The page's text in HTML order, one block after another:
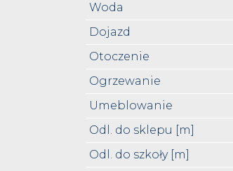
Woda
Dojazd
Otoczenie
Ogrzewanie
Umeblowanie
Odl. do sklepu [m]
Odl. do szkoły [m]